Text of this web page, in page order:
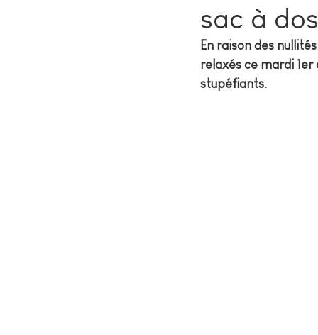
sac à
En raison des
relaxés ce mardi
stupéfiants.